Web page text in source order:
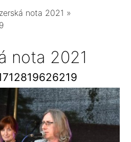
nota 2021 »
nota 2021